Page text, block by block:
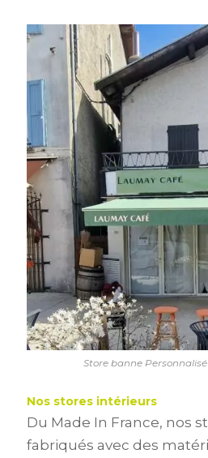
Store banne
Nos stores intérieurs
Du Made In France, nos
fabriqués avec des